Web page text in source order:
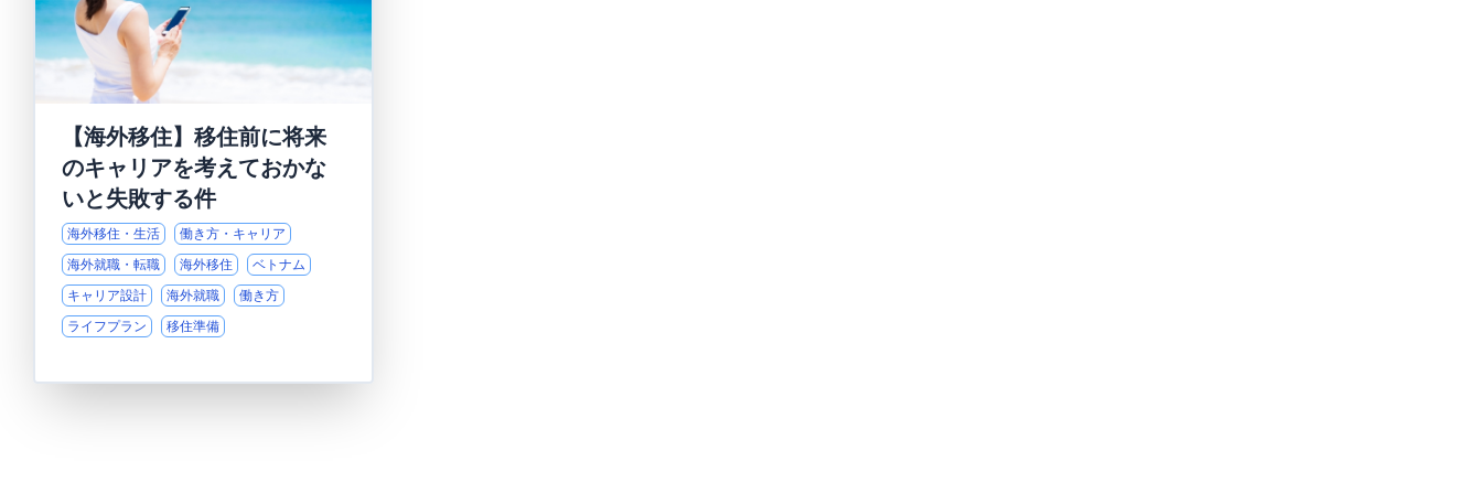
【海外移住】移住前に将来
のキャリアを考えておかな
いと失敗する件
海外移住・生活
働き方・キャリア
海外就職・転職
海外移住
ベトナム
キャリア設計
海外就職
働き方
ライフプラン
移住準備